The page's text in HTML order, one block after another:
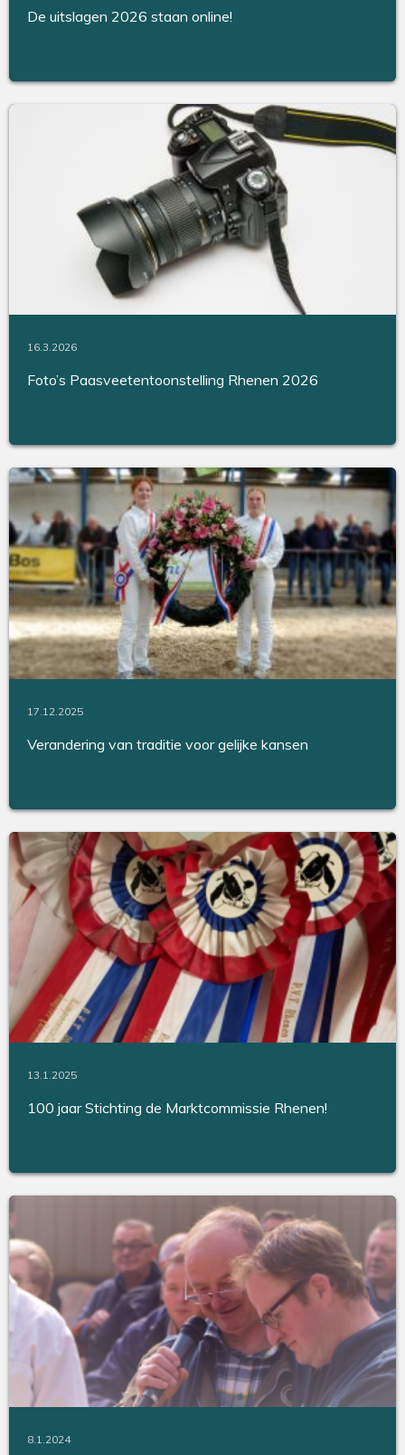
De uitslagen 2026 staan online!
16.3.2026
Foto’s Paasveetentoonstelling Rhenen 2026
17.12.2025
Verandering van traditie voor gelijke kansen
13.1.2025
100 jaar Stichting de Marktcommissie Rhenen!
8.1.2024